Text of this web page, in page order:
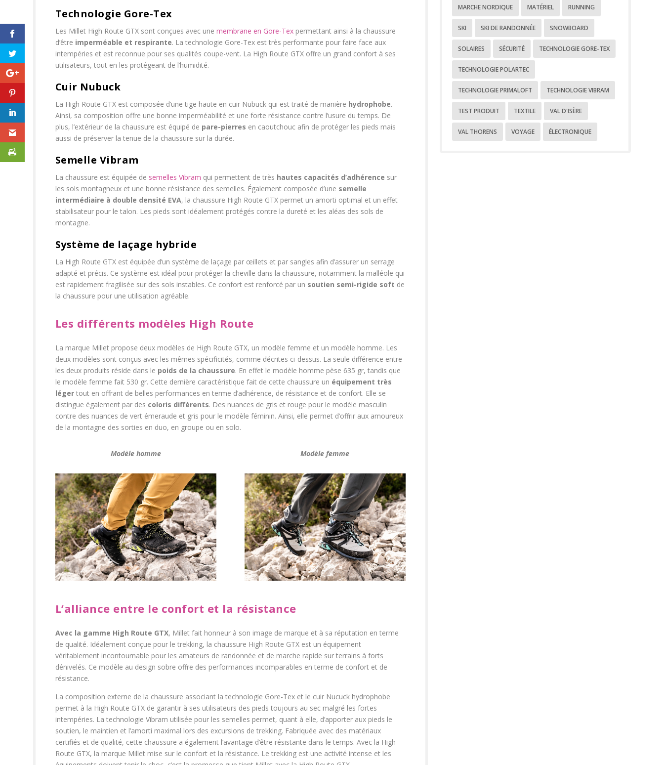
Technologie Gore-Tex
Les Millet High Route GTX sont conçues avec une membrane en Gore-Texpermettant ainsi à la chaussure
d’être imperméable et respirante. La technologie Gore-Tex est très performante pour faire face aux
intempéries et est reconnue pour ses qualités coupe-vent. La High Route GTX offre un grand confort à ses
utilisateurs, tout en les protégeant de l’humidité.
Cuir Nubuck
La High Route GTX est composée d’une tige haute en cuir Nubuck qui est traité de manière hydrophobe.
Ainsi, sa composition offre une bonne imperméabilité et une forte résistance contre l’usure du temps. De
plus, l’extérieur de la chaussure est équipé de pare-pierres en caoutchouc afin de protéger les pieds mais
aussi de préserver la tenue de la chaussure sur la durée.
Semelle Vibram
La chaussure est équipée de semelles Vibram qui permettent de très hautes capacités d’adhérence sur
les sols montagneux et une bonne résistance des semelles. Également composée d’une semelle
intermédiaire à double densité EVA, la chaussure High Route GTX permet un amorti optimal et un effet
stabilisateur pour le talon. Les pieds sont idéalement protégés contre la dureté et les aléas des sols de
montagne.
Système de laçage hybride
La High Route GTX est équipée d’un système de laçage par œillets et par sangles afin d’assurer un serrage
adapté et précis. Ce système est idéal pour protéger la cheville dans la chaussure, notamment la malléole qui
est rapidement fragilisée sur des sols instables. Ce confort est renforcé par un soutien semi-rigide soft de
la chaussure pour une utilisation agréable.
Les différents modèles High Route
La marque Millet propose deux modèles de High Route GTX, un modèle femme et un modèle homme. Les
deux modèles sont conçus avec les mêmes spécificités, comme décrites ci-dessus. La seule différence entre
les deux produits réside dans le poids de la chaussure. En effet le modèle homme pèse 635 gr, tandis que
le modèle femme fait 530 gr. Cette dernière caractéristique fait de cette chaussure un équipement très
légertout en offrant de belles performances en terme d’adhérence, de résistance et de confort. Elle se
distingue également par des coloris différents. Des nuances de gris et rouge pour le modèle masculin
contre des nuances de vert émeraude et gris pour le modèle féminin. Ainsi, elle permet d’offrir aux amoureux
de la montagne des sorties en duo, en groupe ou en solo.
Modèle homme Modèle femme
L’alliance entre le confort et la résistance
Avec la gamme High Route GTX, Millet fait honneur à son image de marque et à sa réputation en terme
de qualité. Idéalement conçue pour le trekking, la chaussure High Route GTX est un équipement
véritablement incontournable pour les amateurs de randonnée et de marche rapide sur terrains à forts
dénivelés. Ce modèle au design sobre offre des performances incomparables en terme de confort et de
résistance.
La composition externe de la chaussure associant la technologie Gore-Tex et le cuir Nucuck hydrophobe
permet à la High Route GTX de garantir à ses utilisateurs des pieds toujours au sec malgré les fortes
intempéries. La technologie Vibram utilisée pour les semelles permet, quant à elle, d’apporter aux pieds le
soutien, le maintien et l’amorti maximal lors des excursions de trekking. Fabriquée avec des matériaux
certifiés et de qualité, cette chaussure a également l’avantage d’être résistante dans le temps. Avec la High
Route GTX, la marque Millet mise sur le confort et la résistance. Le trekking est une activité intense et les
MARCHE NORDIQUE MATÉRIEL RUNNING
SKI SKI DE RANDONNÉE SNOWBOARD
SOLAIRES SÉCURITÉ TECHNOLOGIE GORE-TEX
TECHNOLOGIE POLARTEC
TECHNOLOGIE PRIMALOFT TECHNOLOGIE VIBRAM
TEST PRODUIT TEXTILE VAL D'ISÈRE
VAL THORENS VOYAGE ÉLECTRONIQUE